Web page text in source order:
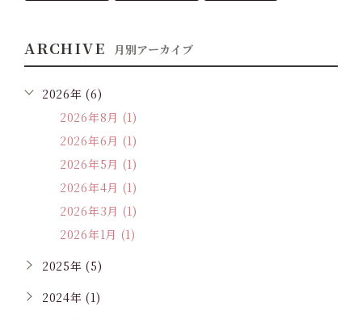
ARCHIVE 月別アーカイブ
2026年 (6)
2026年8月 (1)
2026年6月 (1)
2026年5月 (1)
2026年4月 (1)
2026年3月 (1)
2026年1月 (1)
2025年 (5)
2024年 (1)